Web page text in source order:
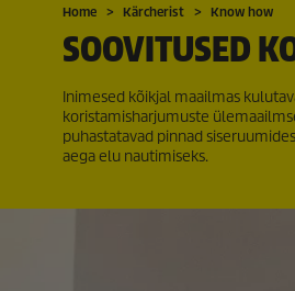
Home Kärcherist Know how
SOOVITUSED
Inimesed kõikjal maailmas
koristamisharjumuste
puhastatavad pinnad
aega elu nautimiseks.